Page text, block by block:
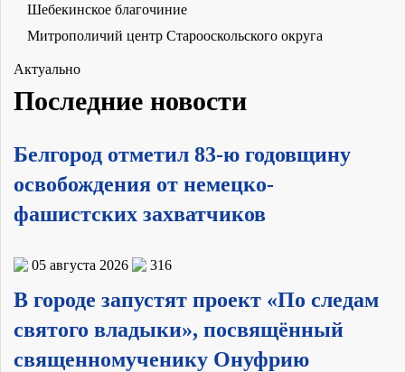
Шебекинское благочиние
Митрополичий центр Старооскольского округа
Актуально
Последние новости
Белгород отметил 83-ю годовщину
освобождения от немецко-
фашистских захватчиков
05 августа 2026 316
В городе запустят проект «По следам
святого владыки», посвящённый
священномученику Онуфрию